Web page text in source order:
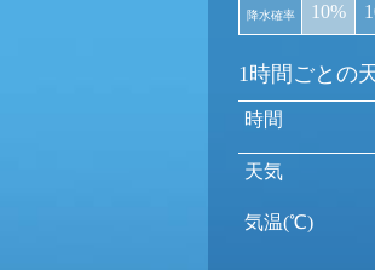
降水確率 10%
1時間ごとの
時間
天気
気温(℃)